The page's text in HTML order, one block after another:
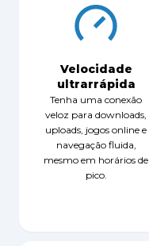
Velocidade
ultrarrápida
Tenha uma conexão
veloz para downloads,
uploads, jogos online e
navegação fluida,
mesmo em horários de
pico.